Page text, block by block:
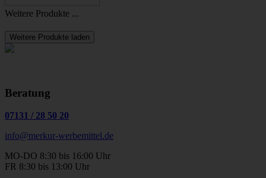
Weitere Produkte ...
Weitere Produkte laden
Beratung
07131 / 28 50 20
info@merkur-werbemittel.de
MO-DO 8:30 bis 16:00 Uhr
FR 8:30 bis 13:00 Uhr